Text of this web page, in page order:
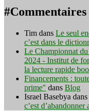
#Commentaires
Tim dans Le seul
c’est dans le
Le Championnat
2024 - Institut de
la lecture rapide
Financements :
prime" dans Blog
Israel Basebya dans
c’est d’abandonner